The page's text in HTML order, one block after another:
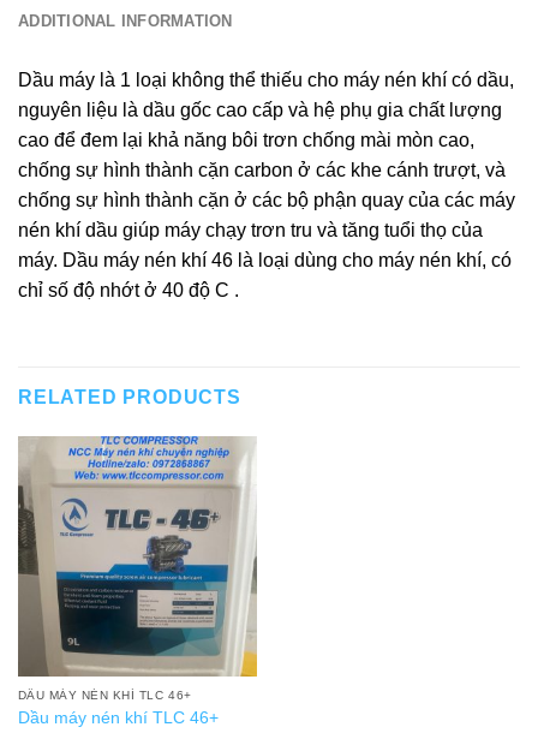
ADDITIONAL INFORMATION
Dầu máy là 1 loại không thể thiếu cho máy nén khí có dầu,
nguyên liệu là dầu gốc cao cấp và hệ phụ gia chất lượng
cao để đem lại khả năng bôi trơn chống mài mòn cao,
chống sự hình thành cặn carbon ở các khe cánh trượt, và
chống sự hình thành cặn ở các bộ phận quay của các máy
nén khí dầu giúp máy chạy trơn tru và tăng tuổi thọ của
máy. Dầu máy nén khí 46 là loại dùng cho máy nén khí, có
chỉ số độ nhớt ở 40 độ C .
RELATED PRODUCTS
DẦU MÁY NÉN KHÍ TLC 46+
Dầu máy nén khí TLC 46+